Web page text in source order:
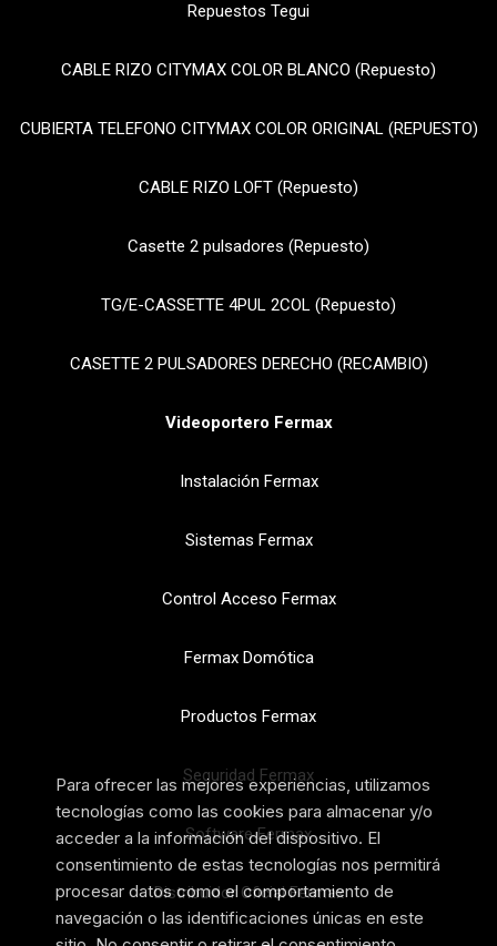
Para ofrecer las mejores experiencias, utilizamos
tecnologías como las cookies para almacenar y/o
acceder a la información del dispositivo. El
consentimiento de estas tecnologías nos permitirá
procesar datos como el comportamiento de
navegación o las identificaciones únicas en este
Repuestos Tegui
CABLE RIZO CITYMAX COLOR BLANCO (Repuesto)
CUBIERTA TELEFONO CITYMAX COLOR ORIGINAL (REPUESTO)
CABLE RIZO LOFT (Repuesto)
Casette 2 pulsadores (Repuesto)
TG/E-CASSETTE 4PUL 2COL (Repuesto)
CASETTE 2 PULSADORES DERECHO (RECAMBIO)
Videoportero Fermax
Instalación Fermax
Sistemas Fermax
Control Acceso Fermax
Fermax Domótica
Productos Fermax
Seguridad Fermax
Software Fermax
Distribuidor Oficial Fermax